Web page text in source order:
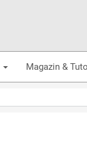
Magazin &